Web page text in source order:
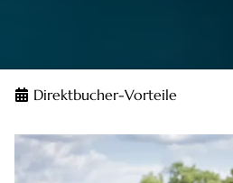
Direktbucher-Vorteile